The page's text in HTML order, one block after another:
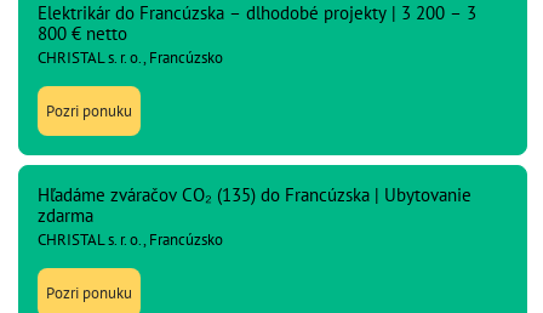
Elektrikár do Francúzska – dlhodobé projekty | 3 200 – 3
800 € netto
CHRISTAL s. r. o., Francúzsko
Pozri ponuku
Hľadáme zváračov CO₂ (135) do Francúzska | Ubytovanie
zdarma
CHRISTAL s. r. o., Francúzsko
Pozri ponuku